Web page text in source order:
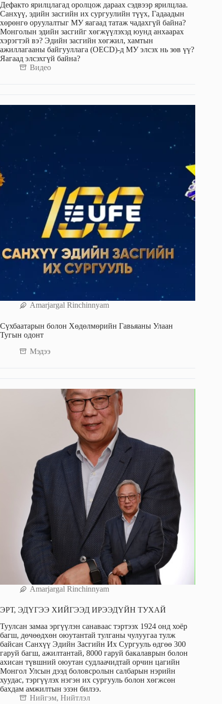
Дефакто ярилцлагад оролцож дараах сэдвээр ярилцлаа.
Санхүү, эдийн засгийн их сургуулийн түүх, Гадаадын
хөрөнгө оруулалтыг МУ яагаад татаж чадахгүй байна?
Монголын эдийн засгийг хөгжүүлэхэд юунд анхаарах
хэрэгтэй вэ? Эдийн засгийн хөгжил, хамтын
ажиллагааны байгууллага (OECD)-д МУ элсэх нь зөв үү?
Яагаад элсэхгүй байна?
Видео
Amarjargal Rinchinnyam
Сүхбаатарын болон Хөдөлмөрийн Гавьяаны Улаан
Тугын одонт
Мэдээ
Amarjargal Rinchinnyam
ЭРТ, ЭДҮГЭЭ ХИЙГЭЭД ИРЭЭДҮЙН ТУХАЙ
Туулсан замаа эргүүлэн санаваас тэртээх 1924 онд хоёр
багш, дөчөөдхөн оюутантай тулганы чулуугаа тулж
байсан Санхүү Эдийн Засгийн Их Сургууль өдгөө 300
гаруй багш, ажилтантай, 8000 гаруй бакалаврын болон
ахисан түвшний оюутан судлаачидтай орчин цагийн
Монгол Улсын дээд боловсролын салбарын нэрийн
хуудас, тэргүүлэх нэгэн их сургууль болон хөгжсөн
бахдам амжилтын эзэн билээ.
Нийгэм, Нийтлэл